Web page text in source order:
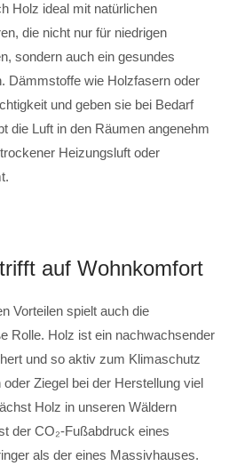
Holz ideal mit natürlichen
die nicht nur für niedrigen
sondern auch ein gesundes
Dämmstoffe wie Holzfasern oder
und geben sie bei Bedarf
die Luft in den Räumen angenehm
Heizungsluft oder
auf Wohnkomfort
Vorteilen spielt auch die
Rolle. Holz ist ein nachwachsender
und so aktiv zum Klimaschutz
Ziegel bei der Herstellung viel
Holz in unseren Wäldern
der CO₂-Fußabdruck eines
als der eines Massivhauses.